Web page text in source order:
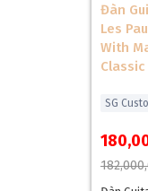
Cần
Hai
Indian
niên
Đàn
Les
With
SG